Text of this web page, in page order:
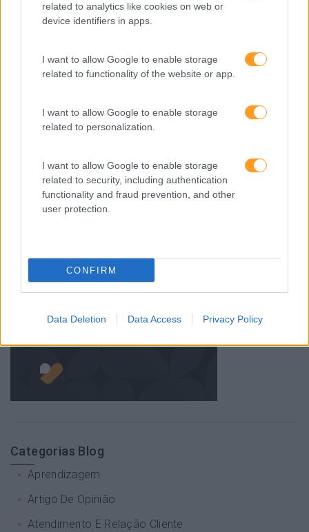
related to analytics like cookies on web or
device identifiers in apps.
I want to allow Google to enable storage
related to functionality of the website or app.
I want to allow Google to enable storage
related to personalization.
I want to allow Google to enable storage
related to security, including authentication
functionality and fraud prevention, and other
user protection.
CONFIRM
Data Deletion Data Access Privacy Policy
A IMPORTÂNCIA DAS PERGUNTAS E DA ESCUTA NO
Quando comecei a pensar em escrever este artigo e na
importância das perguntas e respostas no processo da
Categorias Blog
Aprendizagem
Artigo De Opinião
Atendimento E Relação Cliente